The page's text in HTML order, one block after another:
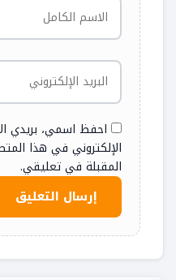
احفظ اسمي، بريدي
الإلكتروني في هذا
المقبلة في تعليقي.